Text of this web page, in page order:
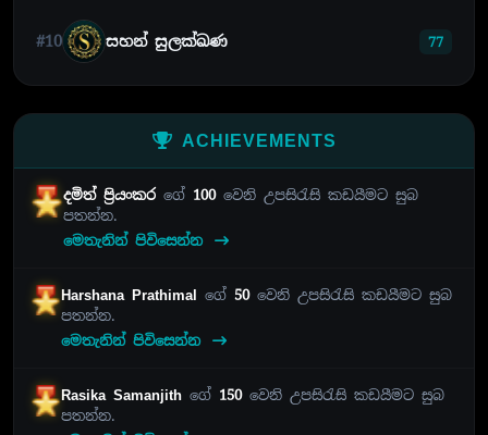
#10 සහන් සුලක්ඛණ 77
ACHIEVEMENTS
දමිත් ප්‍රියංකරගේ 100වෙනි උපසිරැසි කඩයීමට සුබ
පතන්න.
මෙතැනින් පිවිසෙන්න
Harshana Prathimal ගේ 50වෙනි උපසිරැසි කඩයීමට සුබ
පතන්න.
මෙතැනින් පිවිසෙන්න
Rasika Samanjithගේ 150වෙනි උපසිරැසි කඩයීමට සුබ
පතන්න.